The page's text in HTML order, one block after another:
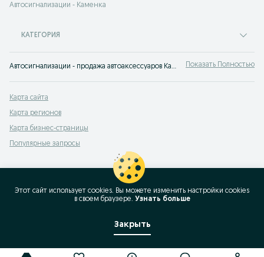
Автосигнализации - Каменка
КАТЕГОРИЯ
Автосигнализации - продажа автоаксессуаров Каменка ✔️ Купить новые и б/у аксессуары для авто - Автосигнализации по выгодной цене ➤ OLX.kz! Показать Полностью
Карта сайта
Карта регионов
Карта бизнес-страницы
Популярные запросы
Этот сайт использует cookies. Вы можете изменить настройки cookies
в своeм браузере. Узнать больше
Закрыть